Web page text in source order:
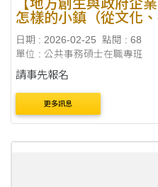
【地方創生與政府企
怎樣的小鎮（從文化
實踐與省思之路）X何
公司創辦人)
日期 : 2026-02-25
點閱 : 68
單位 : 公共事務碩士在職專班
請事先報名
更多訊息